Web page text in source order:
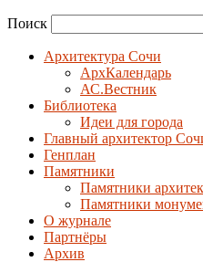
Поиск
Архитектура Сочи
АрхКалендарь
АС.Вестник
Библиотека
Идеи для города
Главный архитектор
Генплан
Памятники
Памятники
Памятники
О журнале
Партнёры
Архив